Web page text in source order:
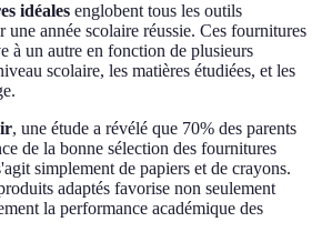
idéales englobent tous les outils
une année scolaire réussie. Ces fournitures
à un autre en fonction de plusieurs
scolaire, les matières étudiées, et les
, une étude a révélé que 70% des parents
de la bonne sélection des fournitures
simplement de papiers et de crayons.
adaptés favorise non seulement
la performance académique des